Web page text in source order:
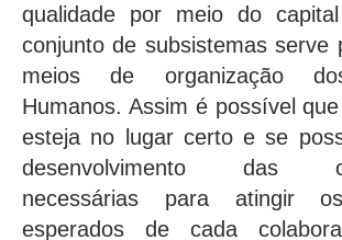
qualidade por meio do
conjunto de subsistemas serve
meios de organização
Humanos. Assim é possível
esteja no lugar certo e se
desenvolvimento das
necessárias para atingir
esperados de cada